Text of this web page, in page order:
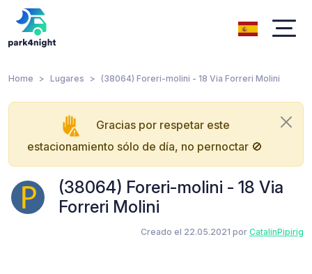
Home Lugares (38064) Foreri-molini - 18 Via Forreri Molini
Gracias por respetar este
estacionamiento sólo de día, no pernoctar 🚫
(38064) Foreri-molini - 18 Via
Forreri Molini
Creado el 22.05.2021 por CatalinPipirig